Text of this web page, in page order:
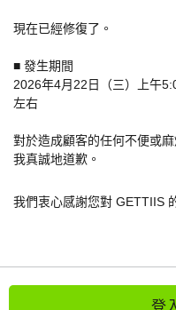
現在已經修復了。
■ 發生期間
2026年4月22日（三）上午
左右
對於造成顧客的任何不便或
我真誠地道歉。
我們衷心感謝您對 GETTIIS